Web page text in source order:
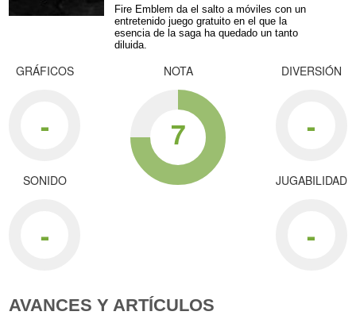
Fire Emblem da el salto a móviles con un
entretenido juego gratuito en el que la
esencia de la saga ha quedado un tanto
diluida.
GRÁFICOS
-
SONIDO
-
NOTA
7
DIVERSIÓN
-
JUGABILIDAD
-
AVANCES Y ARTÍCULOS